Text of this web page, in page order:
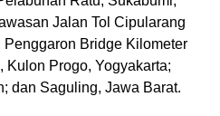
Jalan Tol Cipularang
Penggaron Bridge Kilometer
Kulon Progo, Yogyakarta;
dan Saguling, Jawa Barat.